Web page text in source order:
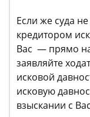
Если же суда
кредитором
Вас — прямо
заявляйте
исковой
исковую
взыскании с